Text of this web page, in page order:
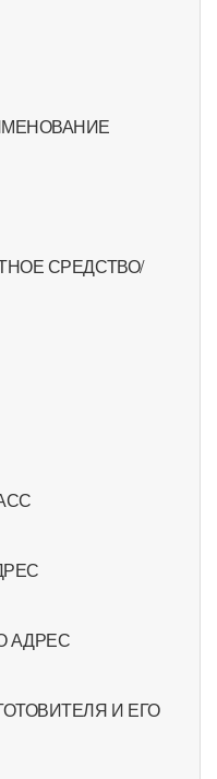
СРЕДСТВО/
АДРЕС
И ЕГО